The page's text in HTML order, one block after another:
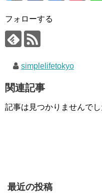
フォローする
simplelifetokyo
関連記事
記事は見つかりませんでし
最近の投稿